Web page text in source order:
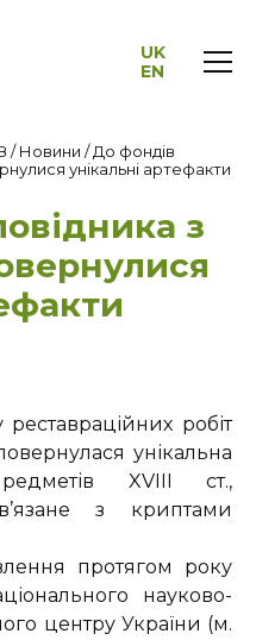
UK
EN
/Новини /До фондів
унікальні артефакти
з
робіт
унікальна
XVIII ст.,
з криптами
протягом року
науково-
центру України (м.